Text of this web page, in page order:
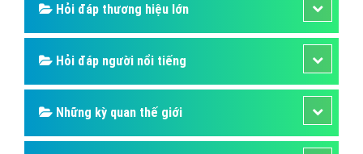
Hỏi đáp thương hiệu lớn
Hỏi đáp người nổi tiếng
Những kỳ quan thế giới